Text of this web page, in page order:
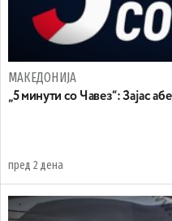
МАКЕДОНИЈА
„5 минути со Чавез“: Зајас
пред 2 дена